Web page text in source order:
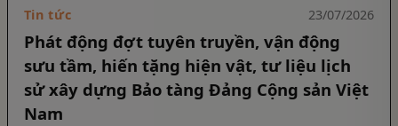
Tin tức 23/07/2026
Phát động đợt tuyên truyền, vận động
sưu tầm, hiến tặng hiện vật, tư liệu lịch
sử xây dựng Bảo tàng Đảng Cộng sản Việt
Nam